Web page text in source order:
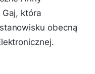
która
obecną